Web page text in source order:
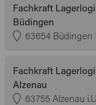
Fachkraft
Büdingen
63654 Büdingen
Fachkraft
Alzenau
63755 Alzenau